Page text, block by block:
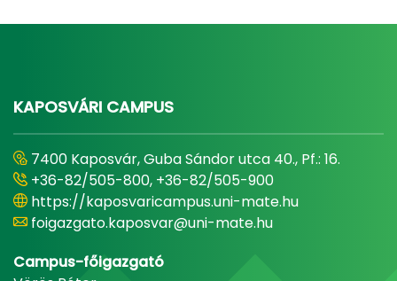
KAPOSVÁRI CAMPUS
7400 Kaposvár, Guba Sándor utca 40., Pf.: 16.
+36-82/505-800, +36-82/505-900
https://kaposvaricampus.uni-mate.hu
foigazgato.kaposvar@uni-mate.hu
Campus-főigazgató